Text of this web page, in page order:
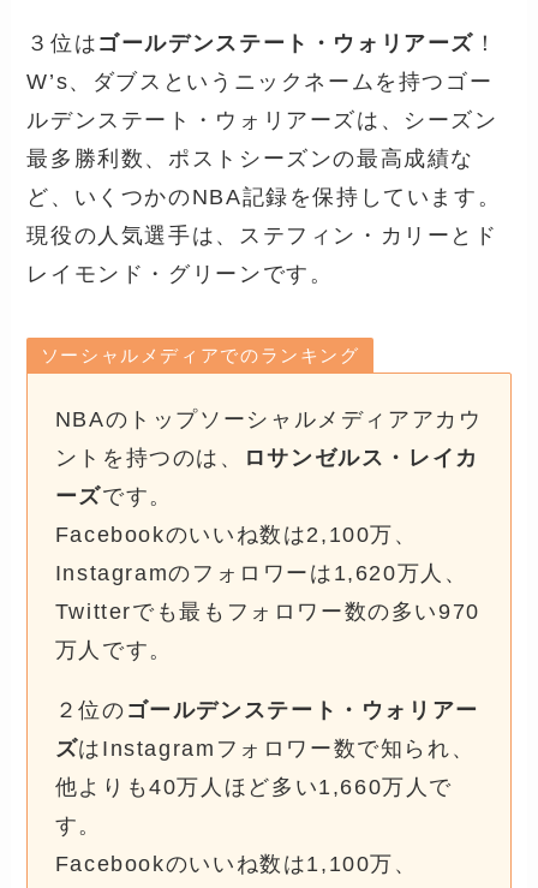
３位は ゴールデンステート・ウォリアーズ ！
W’s、ダブスというニックネームを持つゴー
ルデンステート・ウォリアーズは、シーズン
最多勝利数、ポストシーズンの最高成績な
ど、いくつかのNBA記録を保持しています。
現役の人気選手は、ステフィン・カリーとド
レイモンド・グリーンです。
ソーシャルメディアでのランキング
NBAのトップソーシャルメディアアカウ
ントを持つのは、
ロサンゼルス・レイカ
ーズです。
Facebookのいいね数は2,100万、
Instagramのフォロワーは1,620万人、
Twitterでも最もフォロワー数の多い970
万人です。
２位の ゴールデンステート・ウォリアー
ズはInstagramフォロワー数で知られ、
他よりも40万人ほど多い1,660万人で
す。
Facebookのいいね数は1,100万、